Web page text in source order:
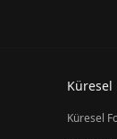
Küresel
Küresel